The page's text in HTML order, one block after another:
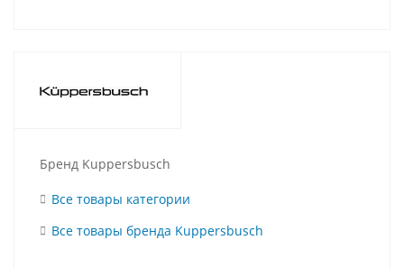
Бренд Kuppersbusch
Все товары категории
Все товары бренда Kuppersbusch